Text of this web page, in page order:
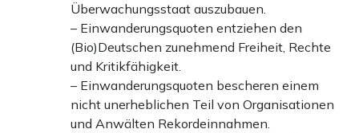
Überwachungsstaat auszubauen.
– Einwanderungsquoten entziehen den
(Bio)Deutschen zunehmend Freiheit, Rechte
und Kritikfähigkeit.
– Einwanderungsquoten bescheren einem
nicht unerheblichen Teil von Organisationen
und Anwälten Rekordeinnahmen.